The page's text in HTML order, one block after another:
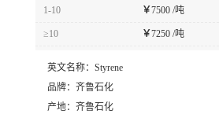
1-10 ￥7500 /吨
≥10 ￥7250 /吨
英文名称： Styrene
品牌： 齐鲁石化
产地： 齐鲁石化